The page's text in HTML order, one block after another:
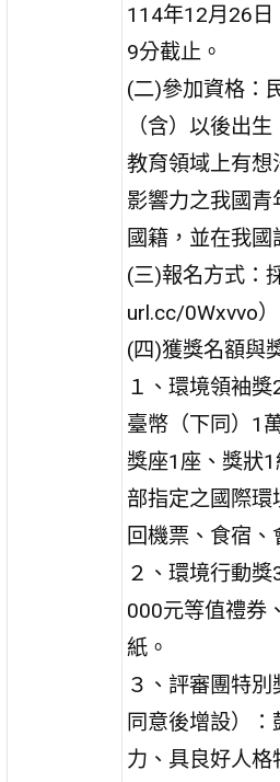
114年12月26日
9分截止。
(二)參加資格：
（含）以後出
教育領域上有想
影響力之我國青
國籍，並在我國
(三)報名方式：
url.cc/0Wxvvo）
(四)獲獎名額與
１、環境領袖
臺幣（下同）1
獎座1座、獎狀
部指定之國際
回機票、食宿、
２、環境行動
000元等值禮券
紙。
３、評審團特
同意後增設）
力、具良好人